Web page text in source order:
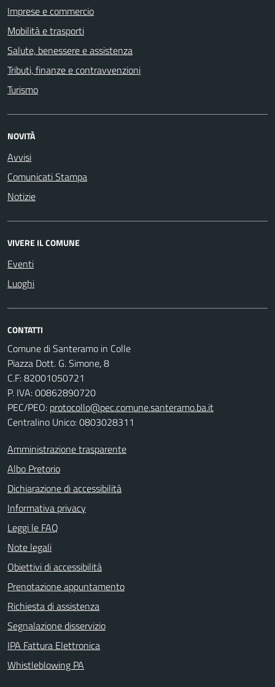
Imprese e commercio
Mobilità e trasporti
Salute, benessere e assistenza
Tributi, finanze e contravvenzioni
Turismo
NOVITÀ
Avvisi
Comunicati Stampa
Notizie
VIVERE IL COMUNE
Eventi
Luoghi
CONTATTI
Comune di Santeramo in Colle
Piazza Dott. G. Simone, 8
C.F:82001050721
P. IVA:00862890720
PEC/PEO: protocollo@pec.comune.santeramo.ba.it
Centralino Unico: 0803028311
Amministrazione trasparente
Albo Pretorio
Dichiarazione di accessibilità
Informativa privacy
Leggi le FAQ
Note legali
Obiettivi di accessibilità
Prenotazione appuntamento
Richiesta di assistenza
Segnalazione disservizio
IPA Fattura Elettronica
Whistleblowing PA